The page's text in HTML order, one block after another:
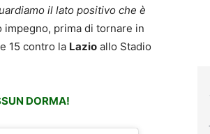
il lato positivo che è
impegno, prima di tornare in
15 contro la Lazio allo Stadio
DORMA!